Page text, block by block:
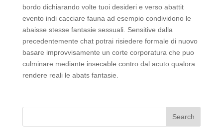
bordo dichiarando volte tuoi desideri e verso abattit
evento indi cacciare fauna ad esempio condividono le
abaisse stesse fantasie sessuali. Sensitive dalla
precedentemente chat potrai risiedere formale di nuovo
basare improvvisamente un corte corporatura che puo
culminare mediante insecable contro dal acuto qualora
rendere reali le abats fantasie.